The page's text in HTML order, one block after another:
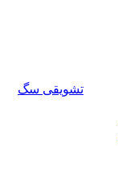
تشویقی سگ